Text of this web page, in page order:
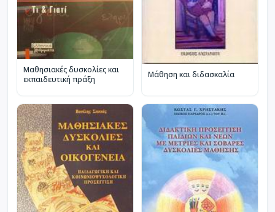
Μαθησιακές δυσκολίες και
εκπαιδευτική πράξη
Μάθηση και διδασκαλία